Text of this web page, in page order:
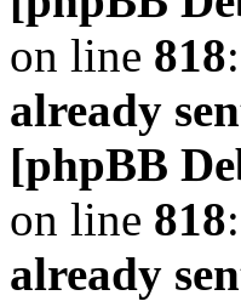
on line 818:
already
[phpBB
on line 818:
already